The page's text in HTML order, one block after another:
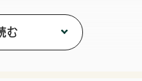
た全体にぼかします。
ズ」のレフィルもセッ
む